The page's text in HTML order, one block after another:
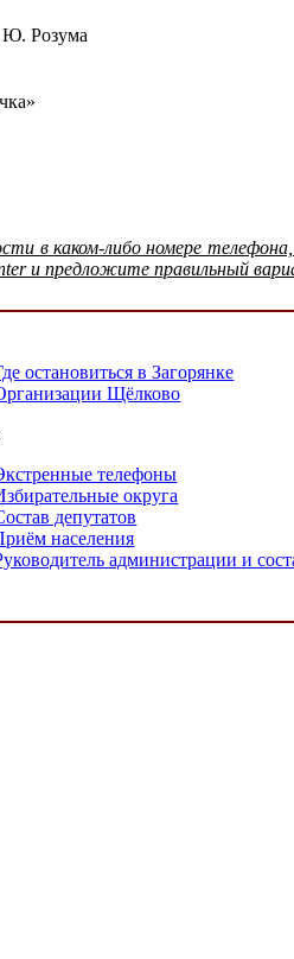
Ю. Розума
в каком-либо номере
и предложите правильный
остановиться в Загорянке
Щёлково
телефоны
округа
депутатов
населения
администрации и